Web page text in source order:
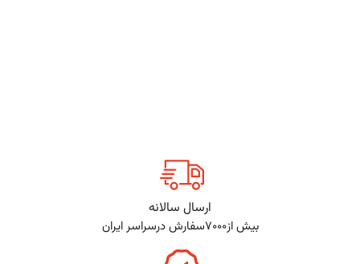
ارسال سالانه
بیش از7000سفارش درسراسر ایران